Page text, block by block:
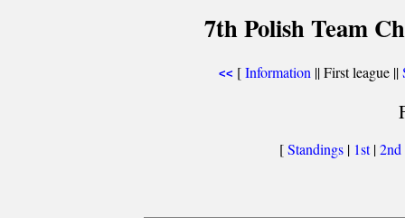
7th Polish Team
<< [Information || First league ||
[Standings | 1st|2nd